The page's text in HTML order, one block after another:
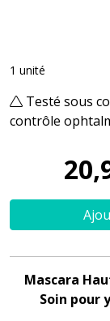
1 unité
Testé sous
contrôle
20,
Mascara
Soin pour